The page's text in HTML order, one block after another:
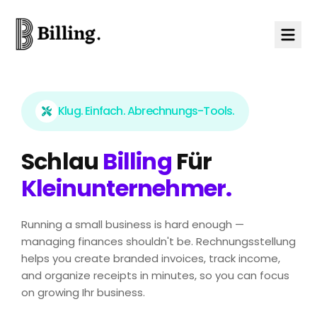
Klug. Einfach. Abrechnungs-Tools.
Schlau Billing Für
Kleinunternehmer.
Running a small business is hard enough —
managing finances shouldn't be. Rechnungsstellung
helps you create branded invoices, track income,
and organize receipts in minutes, so you can focus
on growing Ihr business.